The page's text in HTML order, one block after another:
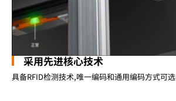
采用先进核心技术
具备RFID检测技术,唯一编码和通用编码方式可选